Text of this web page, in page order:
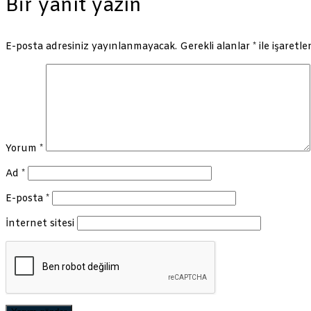
Bir yanıt yazın
E-posta adresiniz yayınlanmayacak. Gerekli alanlar * ile
Yorum *
Ad *
E-posta *
İnternet sitesi